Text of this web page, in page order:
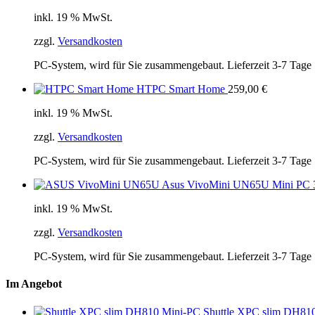
inkl. 19 % MwSt.
zzgl. Versandkosten
PC-System, wird für Sie zusammengebaut. Lieferzeit 3-7 Tage
HTPC Smart Home 259,00 €
inkl. 19 % MwSt.
zzgl. Versandkosten
PC-System, wird für Sie zusammengebaut. Lieferzeit 3-7 Tage
Asus VivoMini UN65U Mini PC
inkl. 19 % MwSt.
zzgl. Versandkosten
PC-System, wird für Sie zusammengebaut. Lieferzeit 3-7 Tage
Im Angebot
Shuttle XPC slim